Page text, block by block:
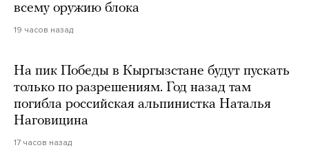
всему оружию блока
19 часов назад
На пик Победы в Кыргызстане будут пускать
только по разрешениям. Год назад там
погибла российская альпинистка Наталья
Наговицина
17 часов назад